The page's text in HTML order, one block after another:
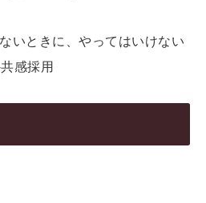
いときに、やってはいけない
感採用